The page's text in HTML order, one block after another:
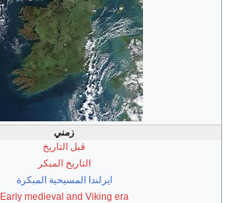
زمني
قبل التاريخ
التاريخ المبكر
ايرلندا المسيحية المبكرة
Early medieval and Viking era